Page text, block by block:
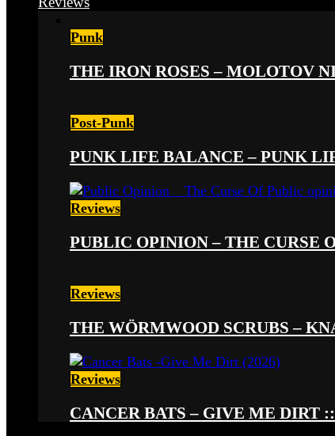
Punk
THE IRON ROSES – MOLOTOV
Post-Punk
PUNK LIFE BALANCE – PUNK
Reviews
PUBLIC OPINION – THE CURSE
Reviews
THE WÖRMWOOD SCRUBS –
Reviews
CANCER BATS – GIVE ME DIRT